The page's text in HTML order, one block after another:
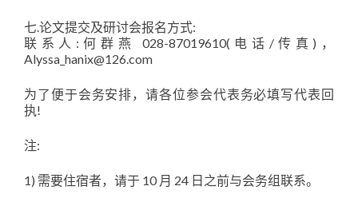
七.论文提交及研讨会报名方式:
联系人:何群燕 028-87019610(电话/传真)，
Alyssa_hanix@126.com
为了便于会务安排，请各位参会代表务必填写代表回
执!
注:
1) 需要住宿者，请于 10 月 24 日之前与会务组联系。